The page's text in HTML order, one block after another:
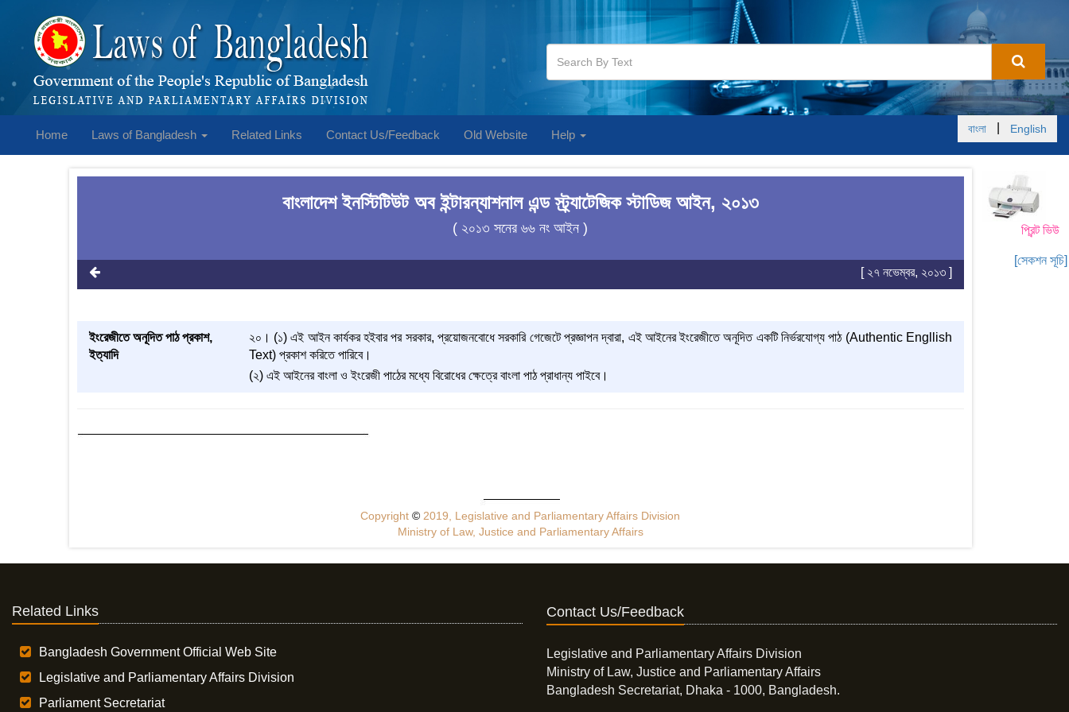
Home Laws of Bangladesh Related Links Contact Us/Feedback Old Website Help বাংলা English
প্রিন্ট ভিউ
[সেকশন সূচি]
বাংলাদেশ ইনস্টিটিউট অব ইন্টারন্যাশনাল এন্ড স্ট্র্যাটেজিক স্টাডিজ আইন, ২০১৩
( ২০১৩ সনের ৬৬ নং আইন )
[ ২৭ নভেম্বর, ২০১৩ ]
ইংরেজীতে অনূদিত পাঠ প্রকাশ,
ইত্যাদি
২০। (১) এই আইন কার্যকর হইবার পর সরকার, প্রয়োজনবোধে সরকারি গেজেটে প্রজ্ঞাপন দ্বারা, এই আইনের ইংরেজীতে অনূদিত একটি নির্ভরযোগ্য পাঠ (Authentic Engllish
Text) প্রকাশ করিতে পারিবে।
(২) এই আইনের বাংলা ও ইংরেজী পাঠের মধ্যে বিরোধের ক্ষেত্রে বাংলা পাঠ প্রাধান্য পাইবে।
Copyright© 2019, Legislative and Parliamentary Affairs Division
Ministry of Law, Justice and Parliamentary Affairs
Related Links
Bangladesh Government Official Web Site
Legislative and Parliamentary Affairs Division
Parliament Secretariat
Contact Us/Feedback
Legislative and Parliamentary Affairs Division
Ministry of Law, Justice and Parliamentary Affairs
Bangladesh Secretariat, Dhaka - 1000, Bangladesh.